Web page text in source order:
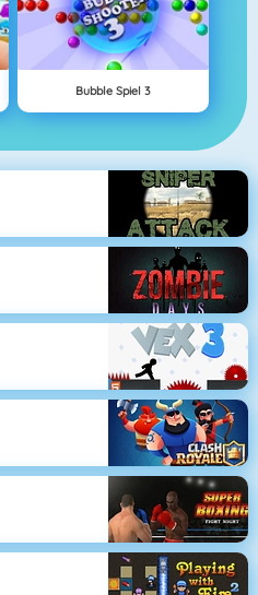
Bubble Spiel 3